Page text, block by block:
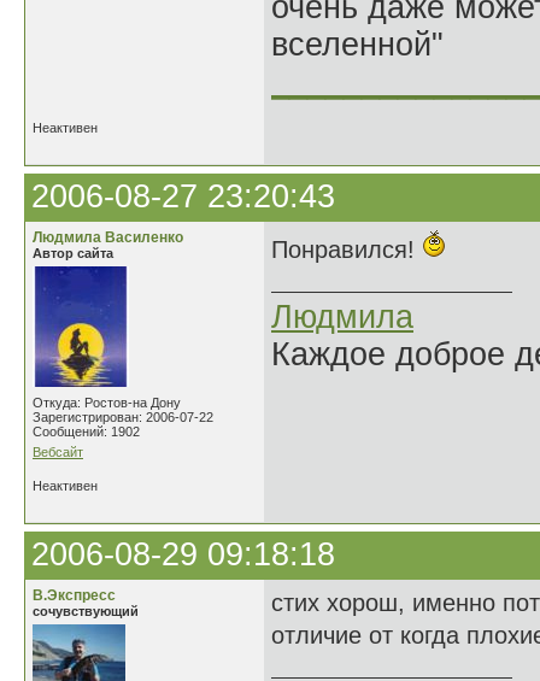
очень даже
вселенной"
Неактивен
2006-08-27 23:20:43
Людмила Василенко
Автор сайта
Откуда: Ростов-на Дону
Зарегистрирован: 2006-07-22
Сообщений: 1902
Вебсайт
Понравился!
Людмила
Каждое доброе
Неактивен
2006-08-29 09:18:18
В.Экспресс
сочувствующий
стих хорош, именно
отличие от когда